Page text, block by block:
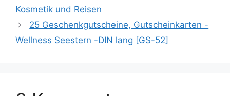
Kosmetik und Reisen
25 Geschenkgutscheine, Gutscheinkarten -
Wellness Seestern -DIN lang [GS-52]